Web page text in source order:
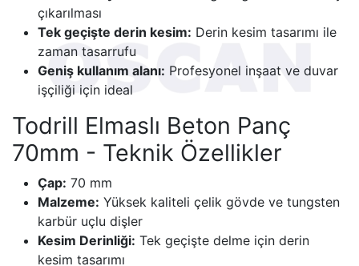
çıkarılması
Tek geçişte derin kesim: Derin kesim tasarımı ile
zaman tasarrufu
Geniş kullanım alanı: Profesyonel inşaat ve duvar
işçiliği için ideal
Todrill Elmaslı Beton Panç
70mm - Teknik Özellikler
Çap: 70 mm
Malzeme: Yüksek kaliteli çelik gövde ve tungsten
karbür uçlu dişler
Kesim Derinliği: Tek geçişte delme için derin
kesim tasarımı